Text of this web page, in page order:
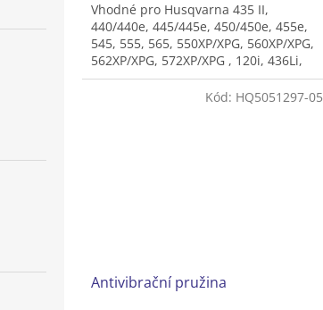
Vhodné pro Husqvarna 435 II,
440/440e, 445/445e, 450/450e, 455e,
545, 555, 565, 550XP/XPG, 560XP/XPG,
562XP/XPG, 572XP/XPG , 120i, 436Li,
536LiXP, T536LiXP.
Antivibrační pružina
Kód: HQ5051297-05